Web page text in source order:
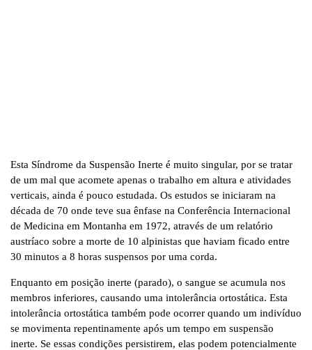
Esta Síndrome da Suspensão Inerte é muito singular, por se tratar
de um mal que acomete apenas o trabalho em altura e atividades
verticais, ainda é pouco estudada. Os estudos se iniciaram na
década de 70 onde teve sua ênfase na Conferência Internacional
de Medicina em Montanha em 1972, através de um relatório
austríaco sobre a morte de 10 alpinistas que haviam ficado entre
30 minutos a 8 horas suspensos por uma corda.
Enquanto em posição inerte (parado), o sangue se acumula nos
membros inferiores, causando uma intolerância ortostática. Esta
intolerância ortostática também pode ocorrer quando um indivíduo
se movimenta repentinamente após um tempo em suspensão
inerte. Se essas condições persistirem, elas podem potencialmente